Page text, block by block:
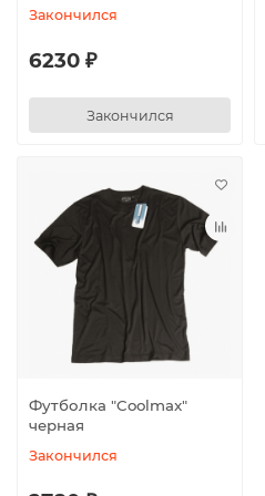
Закончился
6230 ₽
Закончился
Футболка "Coolmax"
черная
Закончился